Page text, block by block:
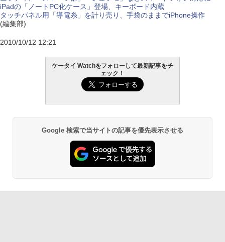
iPadの「ノートPC化ケース」登場、キーボード内蔵
タッチパネル用「導電糸」を計り売り、手袋のままでiPhone操作
(編集部)
2010/10/12 12:21
ケータイ Watchをフォローして最新記事をチ
ェック！
Google 検索で当サイトの記事を優先表示させる